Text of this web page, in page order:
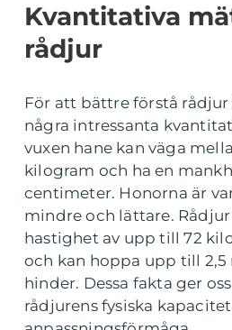
Kvantitativa
rådjur
För att bättre förstå
några intressanta
vuxen hane kan väga
kilogram och ha en
centimeter. Honorna är
mindre och lättare.
hastighet av upp till 72
och kan hoppa upp till 2,5
hinder. Dessa fakta ger
rådjurens fysiska